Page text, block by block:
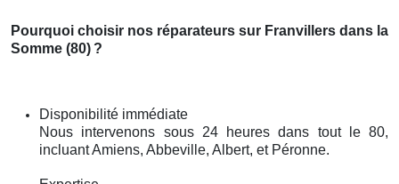
Pourquoi choisir nos réparateurs sur Franvillers dans la
Somme (80) ?
Disponibilité immédiate
Nous intervenons sous 24 heures dans tout le 80,
incluant Amiens, Abbeville, Albert, et Péronne.